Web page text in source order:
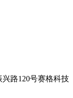
路120号赛格科技